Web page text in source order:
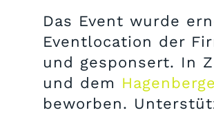
Das Event wurde
Eventlocation der
und gesponsert. In
und dem
beworben.